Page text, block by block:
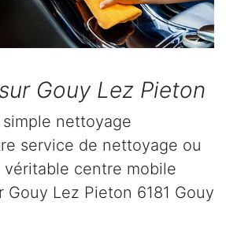
Gouy Lez Pieton
simple nettoyage
service de nettoyage ou
centre mobile
Gouy Lez Pieton 6181 Gouy